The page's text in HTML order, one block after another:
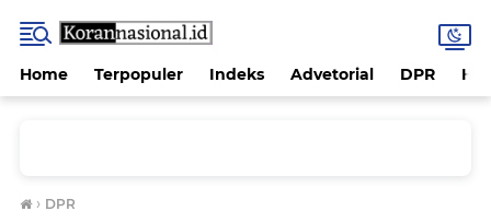
Home Terpopuler Indeks Advetorial DPR
› DPR